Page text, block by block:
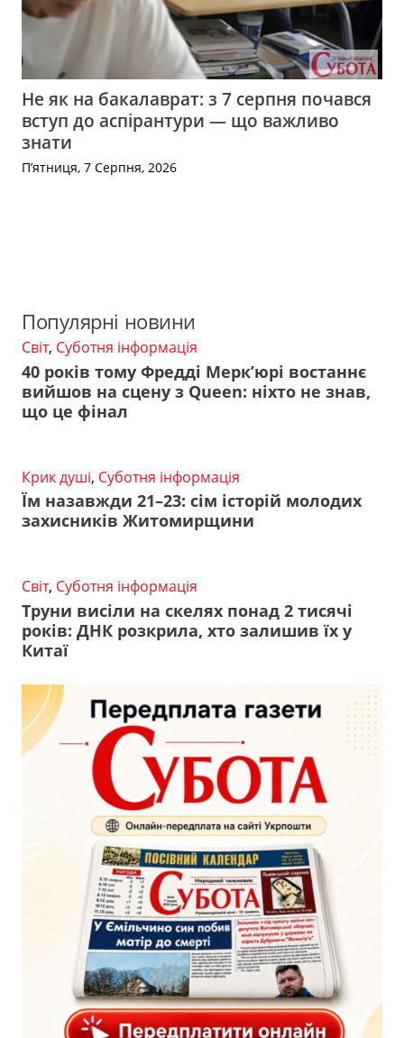
Не як на бакалаврат: з 7 серпня почався
вступ до аспірантури — що важливо
знати
П’ятниця, 7 Серпня, 2026
Популярні новини
Світ, Суботня інформація
40 років тому Фредді Мерк’юрі востаннє
вийшов на сцену з Queen: ніхто не знав,
що це фінал
Крик душі, Суботня інформація
Їм назавжди 21–23: сім історій молодих
захисників Житомирщини
Світ, Суботня інформація
Труни висіли на скелях понад 2 тисячі
років: ДНК розкрила, хто залишив їх у
Китаї